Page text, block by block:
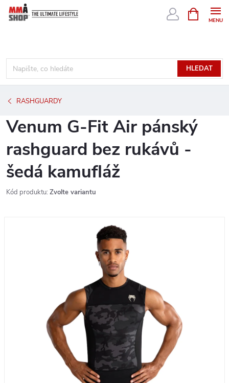
Přejít
HLEDAT
NÁKUPNÍ
KOŠÍK
RASHGUARDY
Venum G-Fit Air pánský
rashguard bez rukávů -
šedá kamufláž
Kód produktu: Zvolte variantu